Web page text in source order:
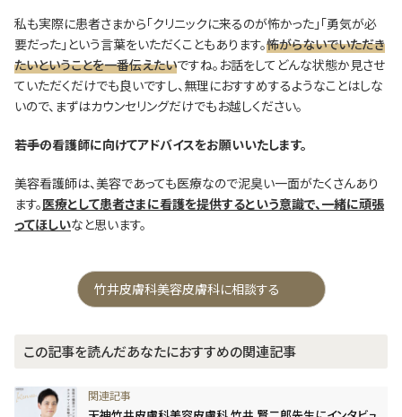
私も実際に患者さまから「クリニックに来るのが怖かった」「勇気が必
要だった」という言葉をいただくこともあります。怖がらないでいただき
たいということを一番伝えたいですね。お話をしてどんな状態か見させ
ていただくだけでも良いですし、無理におすすめするようなことはしな
いので、まずはカウンセリングだけでもお越しください。
―――若手の看護師に向けてアドバイスをお願いいたします。
美容看護師は、美容であっても医療なので泥臭い一面がたくさんあり
ます。医療として患者さまに看護を提供するという意識で、一緒に頑張
ってほしいなと思います。
竹井皮膚科美容皮膚科に相談する
この記事を読んだあなたにおすすめの関連記事